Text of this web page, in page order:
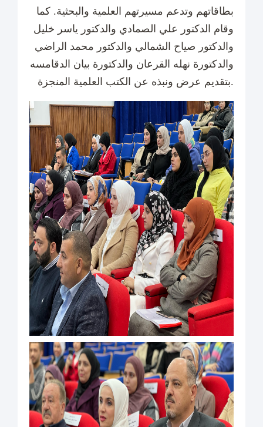
بطاقاتهم وتدعم مسيرتهم العلمية والبحثية. كما
وقام الدكتور علي الصمادي والدكتور ياسر خليل
والدكتور صياح الشمالي والدكتور محمد الراضي
والدكتورة نهله القرعان والدكتورة بيان الدقامسه
بتقديم عرض ونبذه عن الكتب العلمية المنجزة.